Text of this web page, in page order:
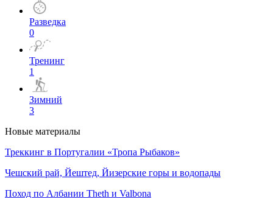
Разведка
0
Тренинг
1
Зимний
3
Новые материалы
Треккинг в Португалии «Тропа Рыбаков»
Чешский рай, Йештед, Йизерские горы и водопады
Поход по Албании Theth и Valbona